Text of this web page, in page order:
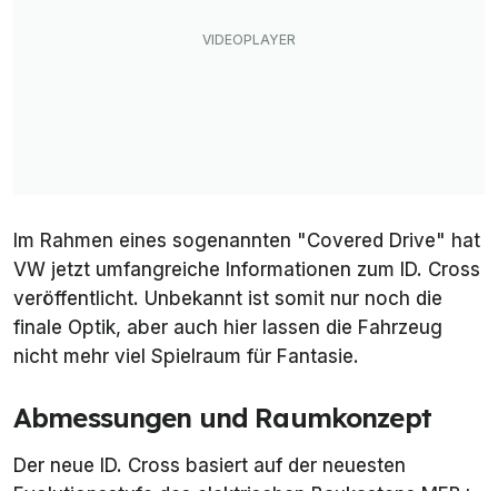
Im Rahmen eines sogenannten "Covered Drive" hat
VW jetzt umfangreiche Informationen zum ID. Cross
veröffentlicht. Unbekannt ist somit nur noch die
finale Optik, aber auch hier lassen die Fahrzeug
nicht mehr viel Spielraum für Fantasie.
Abmessungen und Raumkonzept
Der neue ID. Cross basiert auf der neuesten